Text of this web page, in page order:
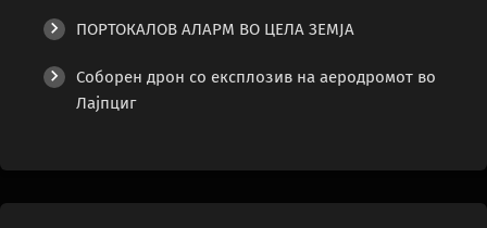
ПОРТОКАЛОВ АЛАРМ ВО ЦЕЛА ЗЕМЈА
Соборен дрон со експлозив на аеродромот во
Лајпциг